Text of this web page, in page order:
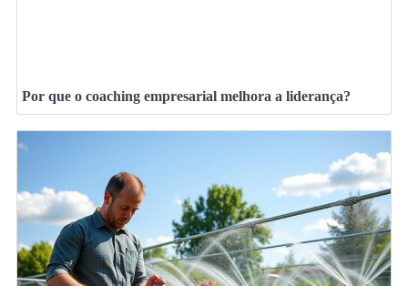
Por que o coaching empresarial melhora a liderança?